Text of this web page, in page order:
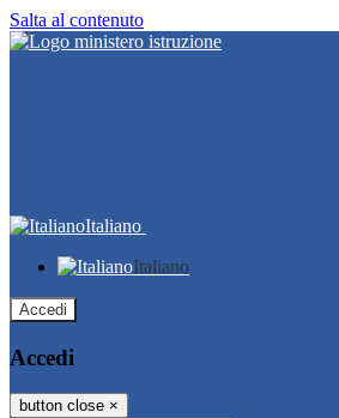
Salta al contenuto
Italiano
Italiano
Accedi
Accedi
button close ×